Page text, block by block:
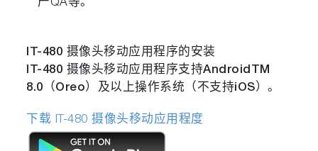
产QA等。
IT-480 摄像头移动应用程序的安装
IT-480 摄像头移动应用程序支持AndroidTM
8.0（Oreo）及以上操作系统（不支持iOS）。
下载 IT-480 摄像头移动应用程度